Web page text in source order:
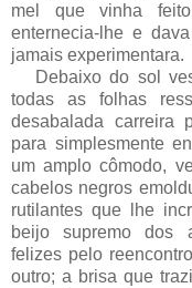
mel que vinha
enternecia-lhe e
jamais experimentara.
Debaixo do sol
todas as folhas
desabalada carreira
para simplesmente
um amplo cômodo,
cabelos negros
rutilantes que lhe
beijo supremo dos
felizes pelo
outro; a brisa que